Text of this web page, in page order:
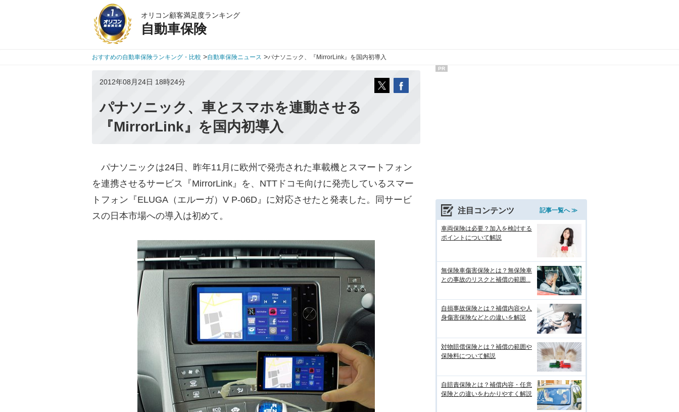
オリコン顧客満足度ランキング
自動車保険
おすすめの自動車保険ランキング・比較 >自動車保険ニュース >パナソニック、『MirrorLink』を国内初導入
2012年08月24日 18時24分
パナソニック、車とスマホを連動させる
『MirrorLink』を国内初導入
パナソニックは24日、昨年11月に欧州で発売された車載機とスマートフォン
を連携させるサービス『MirrorLink』を、NTTドコモ向けに発売しているスマー
トフォン『ELUGA（エルーガ）V P-06D』に対応させたと発表した。同サービ
スの日本市場への導入は初めて。
PR
注目コンテンツ 記事一覧へ ≫
車両保険は必要？加入を検討する
ポイントについて解説
無保険車傷害保険とは？無保険車
との事故のリスクと補償の範囲...
自損事故保険とは？補償内容や人
身傷害保険などとの違いを解説
対物賠償保険とは？補償の範囲や
保険料について解説
自賠責保険とは？補償内容・任意
保険との違いをわかりやすく解説